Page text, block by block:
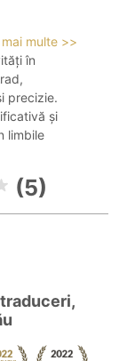
multe >>
în
precizie.
și
limbile
(5)